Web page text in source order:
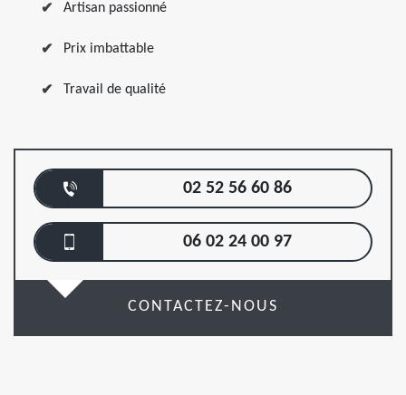
Artisan passionné
Prix imbattable
Travail de qualité
02 52 56 60 86
06 02 24 00 97
CONTACTEZ-NOUS